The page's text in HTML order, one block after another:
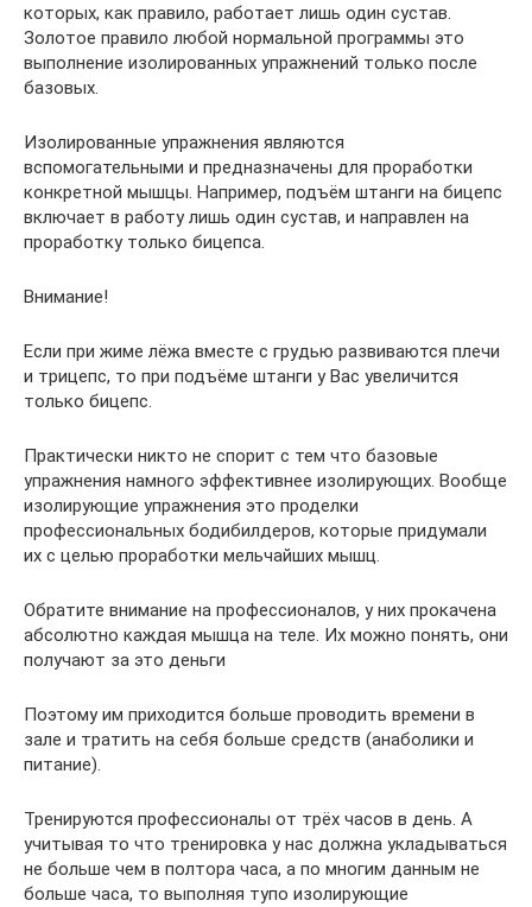
которых, как правило, работает лишь один сустав.
Золотое правило любой нормальной программы это
выполнение изолированных упражнений только после
базовых.
Изолированные упражнения являются
вспомогательными и предназначены для проработки
конкретной мышцы. Например, подъём штанги на бицепс
включает в работу лишь один сустав, и направлен на
проработку только бицепса.
Внимание!
Если при жиме лёжа вместе с грудью развиваются плечи
и трицепс, то при подъёме штанги у Вас увеличится
только бицепс.
Практически никто не спорит с тем что базовые
упражнения намного эффективнее изолирующих. Вообще
изолирующие упражнения это проделки
профессиональных бодибилдеров, которые придумали
их с целью проработки мельчайших мышц.
Обратите внимание на профессионалов, у них прокачена
абсолютно каждая мышца на теле. Их можно понять, они
получают за это деньги
Поэтому им приходится больше проводить времени в
зале и тратить на себя больше средств (анаболики и
питание).
Тренируются профессионалы от трёх часов в день. А
учитывая то что тренировка у нас должна укладываться
не больше чем в полтора часа, а по многим данным не
больше часа, то выполняя тупо изолирующие